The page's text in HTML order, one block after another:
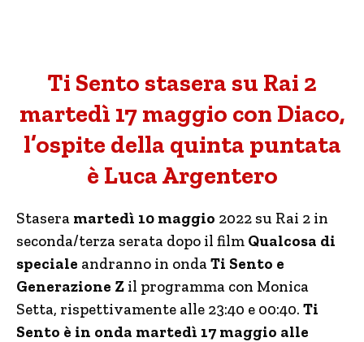
Ti Sento stasera su Rai 2
martedì 17 maggio con Diaco,
l’ospite della quinta puntata
è Luca Argentero
Stasera martedì 10 maggio 2022 su Rai 2 in
seconda/terza serata dopo il film Qualcosa di
speciale andranno in ondaTi Sento e
Generazione Z il programma con Monica
Setta, rispettivamente alle 23:40 e 00:40. Ti
Sento è in onda martedì 17 maggio alle